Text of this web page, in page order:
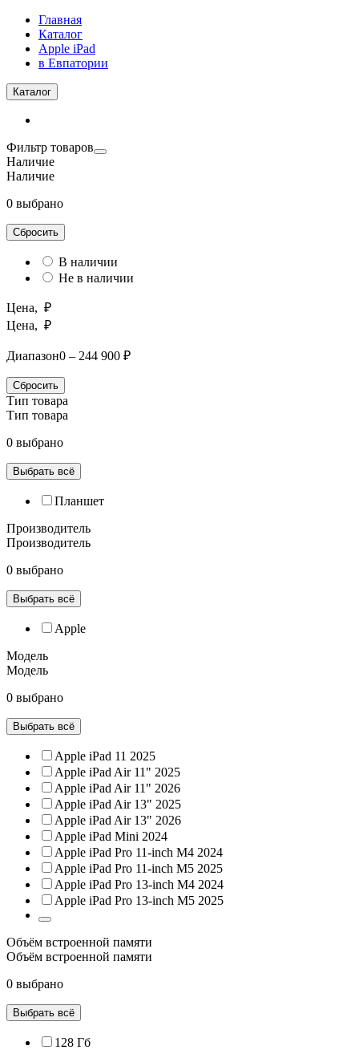
Главная
Каталог
Apple iPad
в Евпатории
Каталог
Фильтр товаров
Наличие
Наличие
0 выбрано
Сбросить
В наличии
Не в наличии
Цена, ₽
Цена, ₽
Диапазон0 – 244 900 ₽
Сбросить
Тип товара
Тип товара
0 выбрано
Выбрать всё
Планшет
Производитель
Производитель
0 выбрано
Выбрать всё
Apple
Модель
Модель
0 выбрано
Выбрать всё
Apple iPad 11 2025
Apple iPad Air 11" 2025
Apple iPad Air 11" 2026
Apple iPad Air 13" 2025
Apple iPad Air 13" 2026
Apple iPad Mini 2024
Apple iPad Pro 11-inch M4 2024
Apple iPad Pro 11-inch M5 2025
Apple iPad Pro 13-inch M4 2024
Apple iPad Pro 13-inch M5 2025
Объём встроенной памяти
Объём встроенной памяти
0 выбрано
Выбрать всё
128 Гб